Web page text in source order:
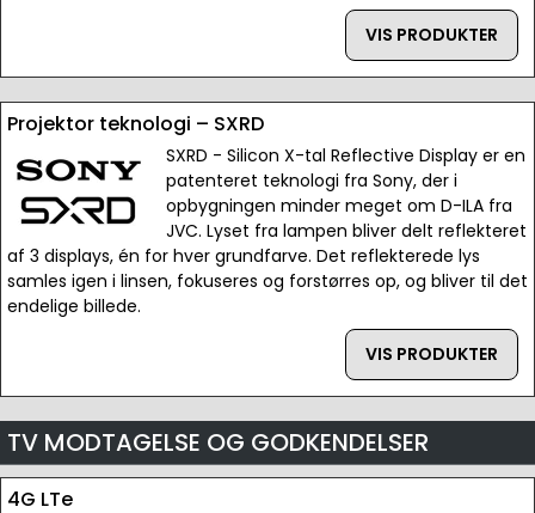
VIS PRODUKTER
Projektor teknologi – SXRD
SXRD - Silicon X-tal Reflective Display er en
patenteret teknologi fra Sony, der i
opbygningen minder meget om D-ILA fra
JVC. Lyset fra lampen bliver delt reflekteret
af 3 displays, én for hver grundfarve. Det reflekterede lys
samles igen i linsen, fokuseres og forstørres op, og bliver til det
endelige billede.
VIS PRODUKTER
TV MODTAGELSE OG GODKENDELSER
4G LTe